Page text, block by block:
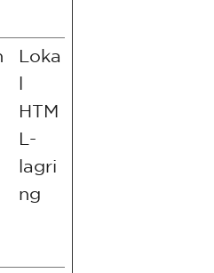
Loka
l
HTM
L-
lagri
ng